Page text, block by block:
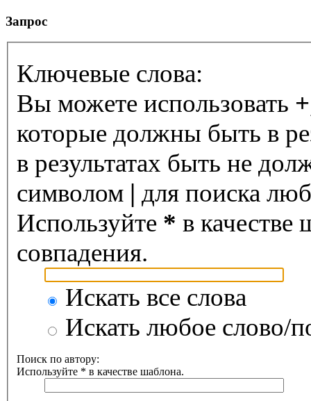
Запрос
Ключевые слова:
Вы можете использовать +
которые должны быть в
в результатах быть не
символом | для поиска
Используйте * в качестве
совпадения.
Искать все слова
Искать любое слово/
Поиск по автору:
Используйте * в качестве шаблона.